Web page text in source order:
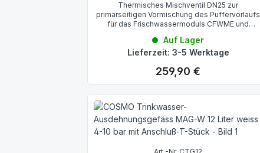
Thermisches Mischventil DN25 zur
primärseitigen Vormischung des Puffervorlaufs
für das Frischwassermoduls CFWME und
Auf Lager
Lieferzeit: 3-5 Werktage
Regulärer Preis:
259,90 €